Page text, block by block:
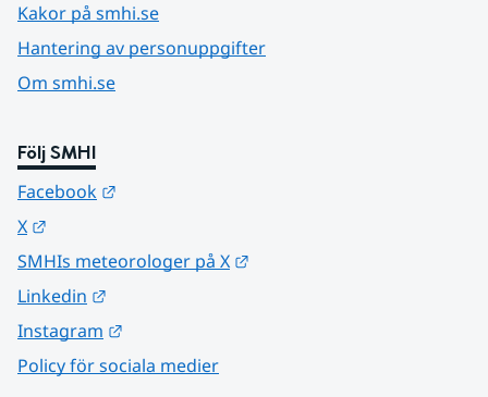
Kakor på smhi.se
Hantering av personuppgifter
Om smhi.se
Följ SMHI
Facebook
X
SMHIs meteorologer på X
Linkedin
Instagram
Policy för sociala medier